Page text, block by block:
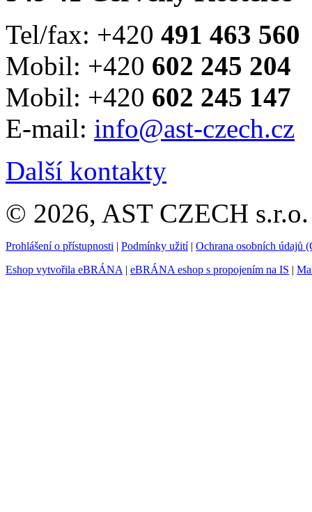
Tel/fax: +420 491 463 560
Mobil: +420 602 245 204
Mobil: +420 602 245 147
E-mail: info@ast-czech.cz
Další kontakty
© 2026, AST CZECH
Prohlášení o přístupnosti | Podmínky užití| Ochrana osobních údajů
Eshop vytvořila eBRÁNA | eBRÁNA eshop s propojením na IS |